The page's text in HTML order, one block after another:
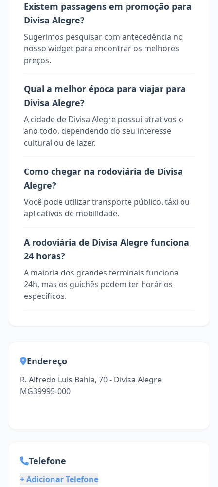
Existem passagens em promoção para
Divisa Alegre?
Sugerimos pesquisar com antecedência no
nosso widget para encontrar os melhores
preços.
Qual a melhor época para viajar para
Divisa Alegre?
A cidade de Divisa Alegre possui atrativos o
ano todo, dependendo do seu interesse
cultural ou de lazer.
Como chegar na rodoviária de Divisa
Alegre?
Você pode utilizar transporte público, táxi ou
aplicativos de mobilidade.
A rodoviária de Divisa Alegre funciona
24 horas?
A maioria dos grandes terminais funciona
24h, mas os guichês podem ter horários
específicos.
Endereço
R. Alfredo Luis Bahia, 70 - Divisa Alegre
MG39995-000
Telefone
+ Adicionar Telefone